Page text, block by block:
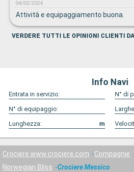
04/02/2024
Attività e equipaggiamento buona.
VERDERE TUTTI LE OPINIONI CLIENTI
Info Navi
Entrata in servizio:
N° di
N° di equipaggio:
Lunghezza:
m
Crociere www.crociere.com Compagnie
Norwegian Bliss
Crociere Messico